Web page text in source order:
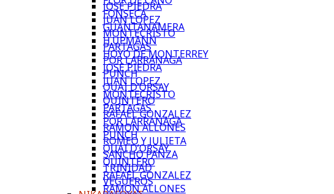
JOSE PIEDRA
JUAN LOPEZ
MONTECRISTO
PARTAGAS
POR LARRANAGA
PUNCH
QUAI D’ORSAY
QUINTERO
RAFAEL GONZALEZ
RAMON ALLONES
ROMEO Y JULIETA
SANCHO PANZA
TRINIDAD
VEGUEROS
FONSECA
GUANTANAMERA
H.UPMANN
HOYO DE MONTERREY
JOSE PIEDRA
JUAN LOPEZ
MONTECRISTO
PARTAGAS
POR LARRANAGA
PUNCH
QUAI D’ORSAY
QUINTERO
RAFAEL GONZALEZ
RAMON ALLONES